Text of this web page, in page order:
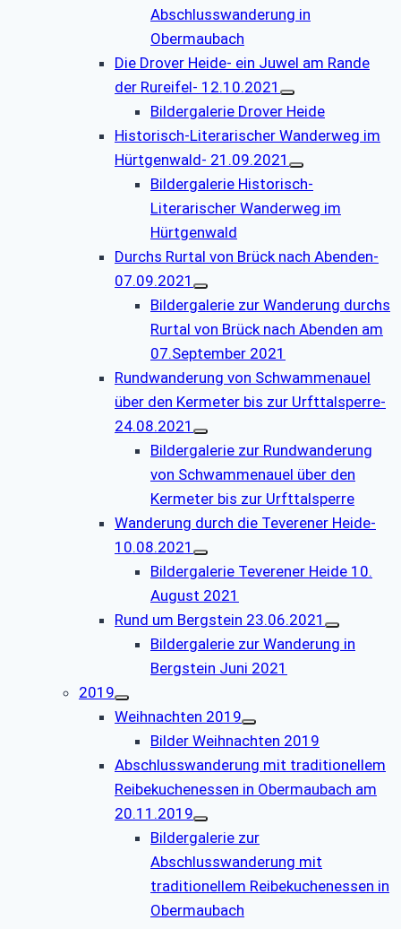
Abschlusswanderung in
Obermaubach
Die Drover Heide- ein Juwel am Rande
der Rureifel- 12.10.2021
Bildergalerie Drover Heide
Historisch-Literarischer Wanderweg im
Hürtgenwald- 21.09.2021
Bildergalerie Historisch-
Literarischer Wanderweg im
Hürtgenwald
Durchs Rurtal von Brück nach Abenden-
07.09.2021
Bildergalerie zur Wanderung durchs
Rurtal von Brück nach Abenden am
07.September 2021
Rundwanderung von Schwammenauel
über den Kermeter bis zur Urfttalsperre-
24.08.2021
Bildergalerie zur Rundwanderung
von Schwammenauel über den
Kermeter bis zur Urfttalsperre
Wanderung durch die Teverener Heide-
10.08.2021
Bildergalerie Teverener Heide 10.
August 2021
Rund um Bergstein 23.06.2021
Bildergalerie zur Wanderung in
Bergstein Juni 2021
2019
Weihnachten 2019
Bilder Weihnachten 2019
Abschlusswanderung mit traditionellem
Reibekuchenessen in Obermaubach am
20.11.2019
Bildergalerie zur
Abschlusswanderung mit
traditionellem Reibekuchenessen in
Obermaubach